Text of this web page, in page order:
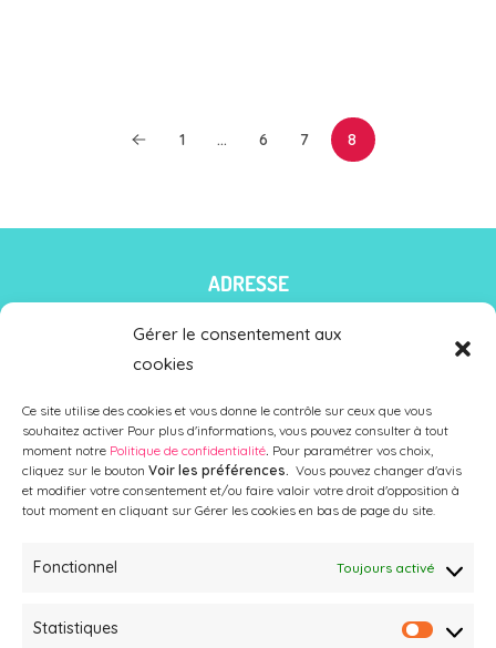
Gérer le consentement aux
cookies
Ce site utilise des cookies et vous donne le contrôle sur ceux que vous
souhaitez activer Pour plus d'informations, vous pouvez consulter à tout
moment notre Politique de confidentialité. Pour paramétrer vos choix,
cliquez sur le bouton Voir les préférences. Vous pouvez changer d'avis
et modifier votre consentement et/ou faire valoir votre droit d'opposition à
tout moment en cliquant sur Gérer les cookies en bas de page du site.
Fonctionnel Toujours activé
Statistiques
1 … 6 7 8
ADRESSE
Atouts Komplys
68/5 rue Jean Jaurès